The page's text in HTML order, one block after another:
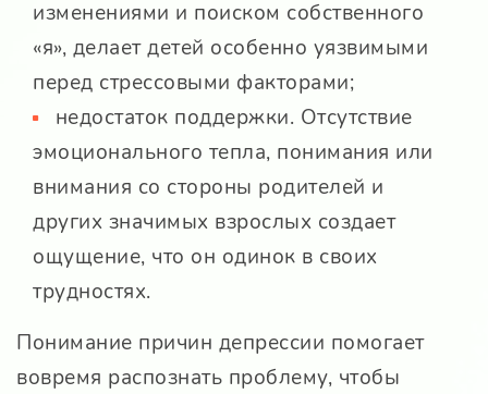
изменениями и поиском собственного
«я», делает детей особенно уязвимыми
перед стрессовыми факторами;
недостаток поддержки. Отсутствие
эмоционального тепла, понимания или
внимания со стороны родителей и
других значимых взрослых создает
ощущение, что он одинок в своих
трудностях.
Понимание причин депрессии помогает
вовремя распознать проблему, чтобы